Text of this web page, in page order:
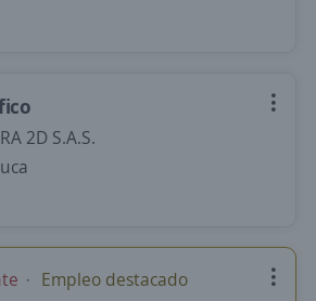
2D S.A.S.
Empleo destacado